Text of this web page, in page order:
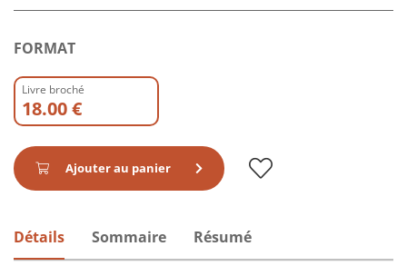
FORMAT
Livre broché
18.00 €
Ajouter au panier
Détails Sommaire Résumé